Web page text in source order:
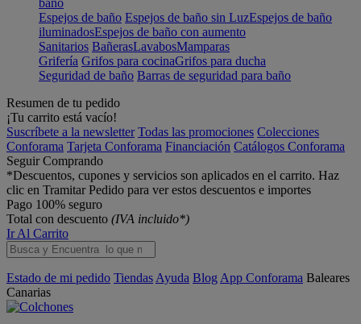
baño
Espejos de baño Espejos de baño sin LuzEspejos de baño
iluminadosEspejos de baño con aumento
Sanitarios BañerasLavabosMamparas
Grifería Grifos para cocinaGrifos para ducha
Seguridad de baño Barras de seguridad para baño
Resumen de tu pedido
¡Tu carrito está vacío!
Suscríbete a la newsletter Todas las promociones Colecciones
Conforama Tarjeta Conforama Financiación Catálogos Conforama
Seguir Comprando
*Descuentos, cupones y servicios son aplicados en el carrito. Haz
clic en Tramitar Pedido para ver estos descuentos e importes
Pago 100% seguro
Total con descuento (IVA incluido*)
Ir Al Carrito
Estado de mi pedido Tiendas Ayuda Blog App Conforama Baleares
Canarias